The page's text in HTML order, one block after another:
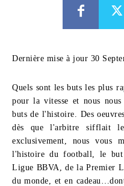
Dernière mise à jour 30
Quels sont les buts les plus
pour la vitesse et nous nous
buts de l'histoire. Des
dès que l'arbitre sifflait
exclusivement, nous vous
l'histoire du football, le
Ligue BBVA, de la Premier
du monde , et en